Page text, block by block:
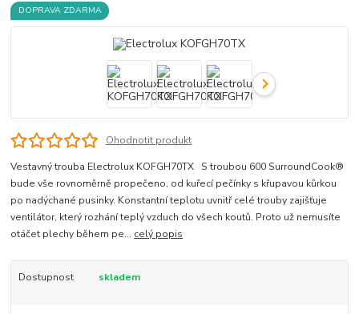
DOPRAVA ZDARMA
Ohodnotit produkt
Vestavný trouba Electrolux KOFGH70TX S troubou 600 SurroundCook®
bude vše rovnoměrně propečeno, od kuřecí pečínky s křupavou kůrkou
po nadýchané pusinky. Konstantní teplotu uvnitř celé trouby zajišťuje
ventilátor, který rozhání teplý vzduch do všech koutů. Proto už nemusíte
otáčet plechy během pe... celý popis
Dostupnost skladem